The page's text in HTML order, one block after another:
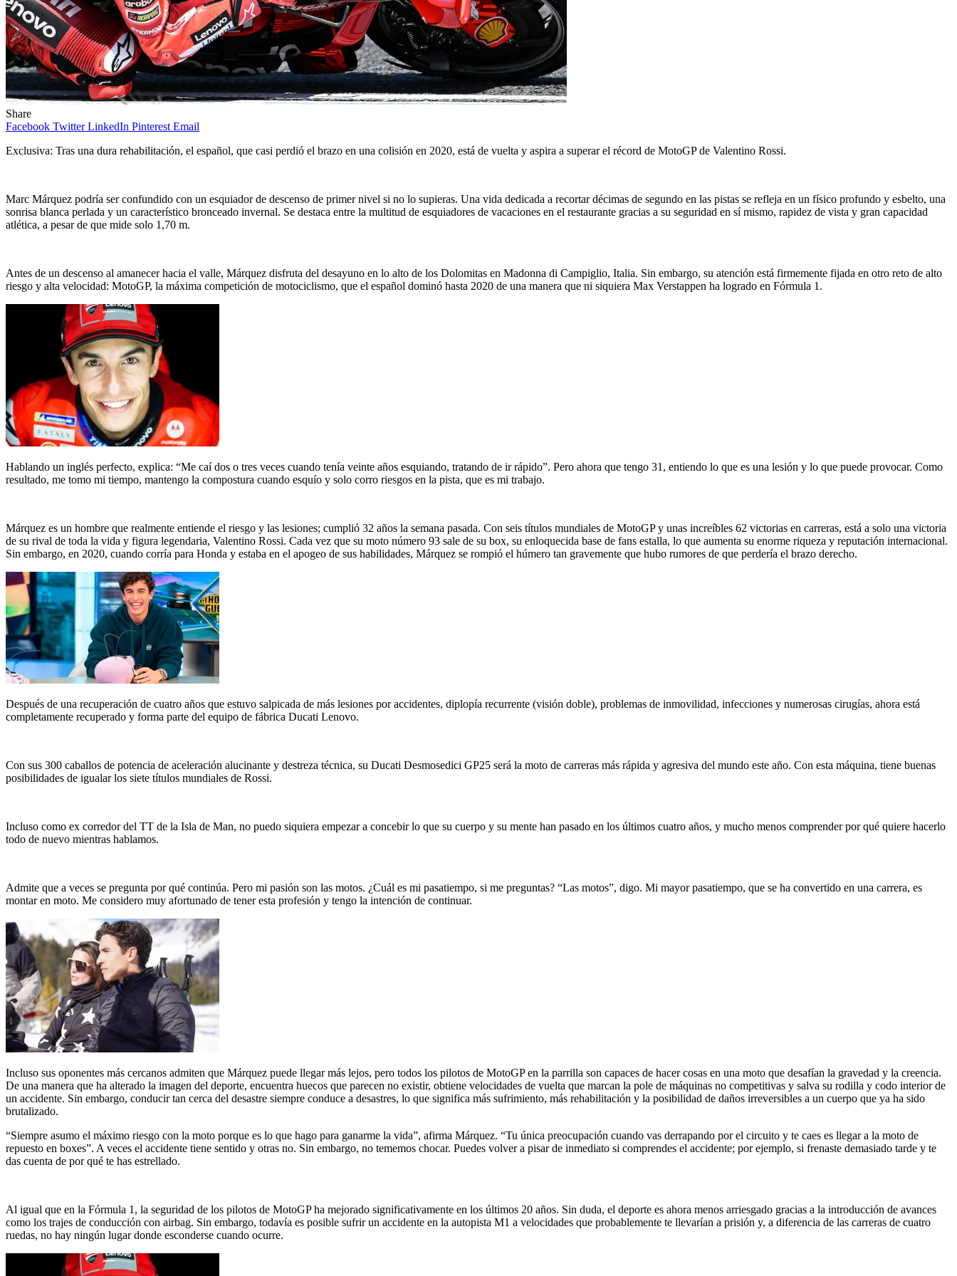
Share
Facebook Twitter LinkedIn Pinterest Email
Exclusiva: Tras una dura rehabilitación, el español, que casi perdió el brazo en una colisión en 2020, está de vuelta y aspira a superar el récord de MotoGP de Valentino Rossi.
Marc Márquez podría ser confundido con un esquiador de descenso de primer nivel si no lo supieras. Una vida dedicada a recortar décimas de segundo en las pistas se refleja en un físico profundo y esbelto, una
sonrisa blanca perlada y un característico bronceado invernal. Se destaca entre la multitud de esquiadores de vacaciones en el restaurante gracias a su seguridad en sí mismo, rapidez de vista y gran capacidad
atlética, a pesar de que mide solo 1,70 m.
Antes de un descenso al amanecer hacia el valle, Márquez disfruta del desayuno en lo alto de los Dolomitas en Madonna di Campiglio, Italia. Sin embargo, su atención está firmemente fijada en otro reto de alto
riesgo y alta velocidad: MotoGP, la máxima competición de motociclismo, que el español dominó hasta 2020 de una manera que ni siquiera Max Verstappen ha logrado en Fórmula 1.
Hablando un inglés perfecto, explica: “Me caí dos o tres veces cuando tenía veinte años esquiando, tratando de ir rápido”. Pero ahora que tengo 31, entiendo lo que es una lesión y lo que puede provocar. Como
resultado, me tomo mi tiempo, mantengo la compostura cuando esquío y solo corro riesgos en la pista, que es mi trabajo.
Márquez es un hombre que realmente entiende el riesgo y las lesiones; cumplió 32 años la semana pasada. Con seis títulos mundiales de MotoGP y unas increíbles 62 victorias en carreras, está a solo una victoria
de su rival de toda la vida y figura legendaria, Valentino Rossi. Cada vez que su moto número 93 sale de su box, su enloquecida base de fans estalla, lo que aumenta su enorme riqueza y reputación internacional.
Sin embargo, en 2020, cuando corría para Honda y estaba en el apogeo de sus habilidades, Márquez se rompió el húmero tan gravemente que hubo rumores de que perdería el brazo derecho.
Después de una recuperación de cuatro años que estuvo salpicada de más lesiones por accidentes, diplopía recurrente (visión doble), problemas de inmovilidad, infecciones y numerosas cirugías, ahora está
completamente recuperado y forma parte del equipo de fábrica Ducati Lenovo.
Con sus 300 caballos de potencia de aceleración alucinante y destreza técnica, su Ducati Desmosedici GP25 será la moto de carreras más rápida y agresiva del mundo este año. Con esta máquina, tiene buenas
posibilidades de igualar los siete títulos mundiales de Rossi.
Incluso como ex corredor del TT de la Isla de Man, no puedo siquiera empezar a concebir lo que su cuerpo y su mente han pasado en los últimos cuatro años, y mucho menos comprender por qué quiere hacerlo
todo de nuevo mientras hablamos.
Admite que a veces se pregunta por qué continúa. Pero mi pasión son las motos. ¿Cuál es mi pasatiempo, si me preguntas? “Las motos”, digo. Mi mayor pasatiempo, que se ha convertido en una carrera, es
montar en moto. Me considero muy afortunado de tener esta profesión y tengo la intención de continuar.
Incluso sus oponentes más cercanos admiten que Márquez puede llegar más lejos, pero todos los pilotos de MotoGP en la parrilla son capaces de hacer cosas en una moto que desafían la gravedad y la creencia.
De una manera que ha alterado la imagen del deporte, encuentra huecos que parecen no existir, obtiene velocidades de vuelta que marcan la pole de máquinas no competitivas y salva su rodilla y codo interior de
un accidente. Sin embargo, conducir tan cerca del desastre siempre conduce a desastres, lo que significa más sufrimiento, más rehabilitación y la posibilidad de daños irreversibles a un cuerpo que ya ha sido
brutalizado.
“Siempre asumo el máximo riesgo con la moto porque es lo que hago para ganarme la vida”, afirma Márquez. “Tu única preocupación cuando vas derrapando por el circuito y te caes es llegar a la moto de
repuesto en boxes”. A veces el accidente tiene sentido y otras no. Sin embargo, no tememos chocar. Puedes volver a pisar de inmediato si comprendes el accidente; por ejemplo, si frenaste demasiado tarde y te
das cuenta de por qué te has estrellado.
Al igual que en la Fórmula 1, la seguridad de los pilotos de MotoGP ha mejorado significativamente en los últimos 20 años. Sin duda, el deporte es ahora menos arriesgado gracias a la introducción de avances
como los trajes de conducción con airbag. Sin embargo, todavía es posible sufrir un accidente en la autopista M1 a velocidades que probablemente te llevarían a prisión y, a diferencia de las carreras de cuatro
ruedas, no hay ningún lugar donde esconderse cuando ocurre.